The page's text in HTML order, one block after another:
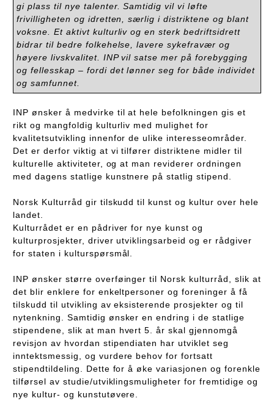
gi plass til nye talenter. Samtidig vil vi løfte
frivilligheten og idretten, særlig i distriktene og blant
voksne. Et aktivt kulturliv og en sterk bedriftsidrett
bidrar til bedre folkehelse, lavere sykefravær og
høyere livskvalitet. INP vil satse mer på forebygging
og fellesskap – fordi det lønner seg for både individet
og samfunnet.
INP ønsker å medvirke til at hele befolkningen gis et
rikt og mangfoldig kulturliv med mulighet for
kvalitetsutvikling innenfor de ulike interesseområder.
Det er derfor viktig at vi tilfører distriktene midler til
kulturelle aktiviteter, og at man reviderer ordningen
med dagens statlige kunstnere på statlig stipend.
Norsk Kulturråd gir tilskudd til kunst og kultur over hele
landet.
Kulturrådet er en pådriver for nye kunst og
kulturprosjekter, driver utviklingsarbeid og er rådgiver
for staten i kulturspørsmål.
INP ønsker større overføinger til Norsk kulturråd, slik at
det blir enklere for enkeltpersoner og foreninger å få
tilskudd til utvikling av eksisterende prosjekter og til
nytenkning. Samtidig ønsker en endring i de statlige
stipendene, slik at man hvert 5. år skal gjennomgå
revisjon av hvordan stipendiaten har utviklet seg
inntektsmessig, og vurdere behov for fortsatt
stipendtildeling. Dette for å øke variasjonen og forenkle
tilførsel av studie/utviklingsmuligheter for fremtidige og
nye kultur- og kunstutøvere.